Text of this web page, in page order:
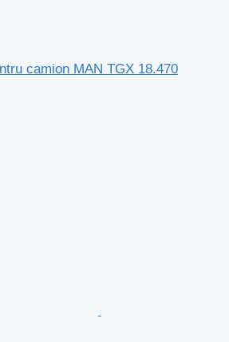
camion MAN TGX 18.470